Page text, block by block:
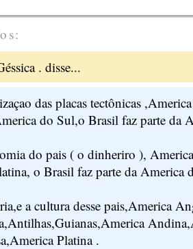
. disse...
das placas tectônicas
do Sul,o Brasil faz parte da
do pais ( o dinheriro ),
o Brasil faz parte da America
a cultura desse pais,America
Platina .